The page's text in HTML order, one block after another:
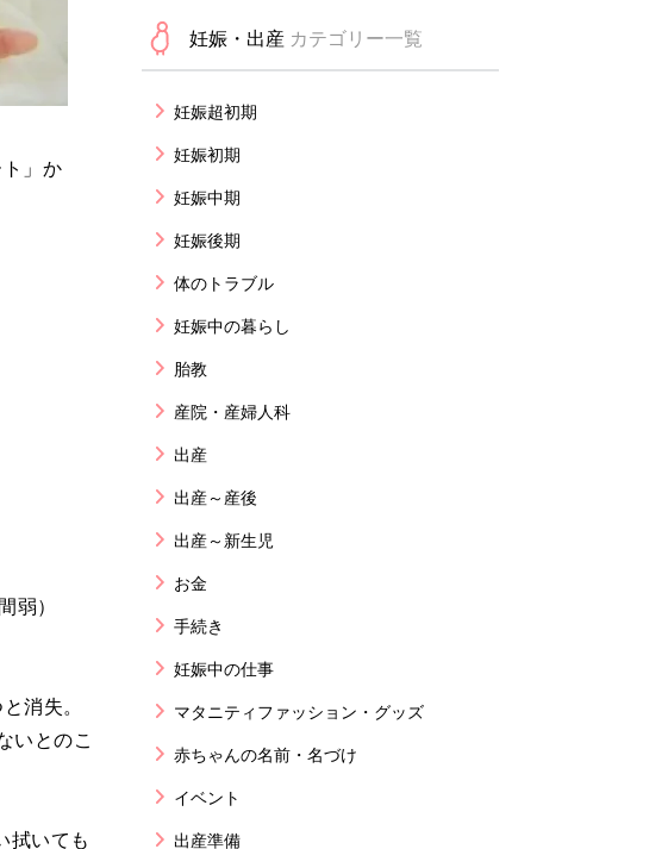
」か
弱）
消失。
いとのこ
拭いても
妊娠・出産 カテゴリー一覧
妊娠超初期
妊娠初期
妊娠中期
妊娠後期
体のトラブル
妊娠中の暮らし
胎教
産院・産婦人科
出産
出産～産後
出産～新生児
お金
手続き
妊娠中の仕事
マタニティファッション・グッズ
赤ちゃんの名前・名づけ
イベント
出産準備